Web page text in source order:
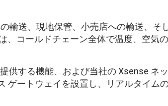
輸送、現地保管、小売店への輸送、そ
、コールドチェーン全体で温度、空気
供する機能、および当社の Xsense ネ
ゲートウェイを設置し、リアルタイム